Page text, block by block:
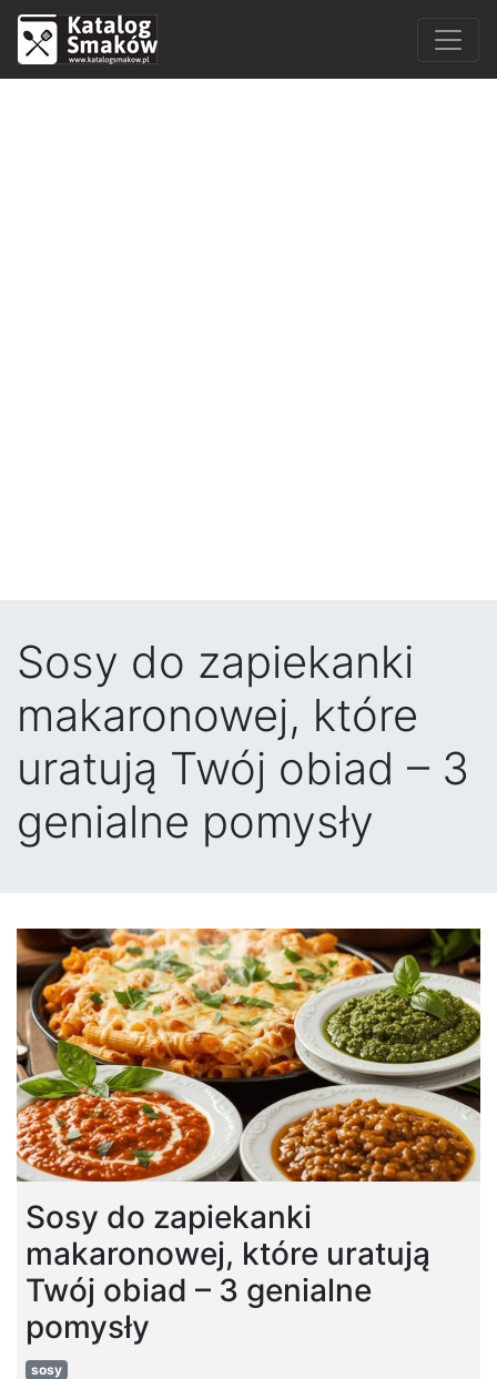
Sosy do zapiekanki
makaronowej, które
uratują Twój obiad – 3
genialne pomysły
Sosy do zapiekanki
makaronowej, które uratują
Twój obiad – 3 genialne
pomysły
sosy